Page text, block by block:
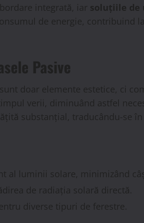
integrată, iar soluțiile de
de energie, contribuind
Pasive
doar elemente estetice, ci
verii, diminuând astfel
substanțial, traducându-se
al luminii solare, minimizând
de radiația solară directă.
diverse tipuri de ferestre.